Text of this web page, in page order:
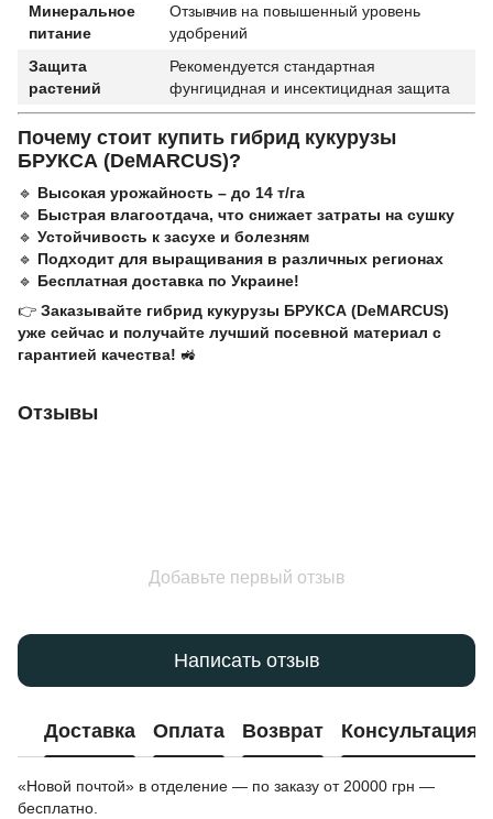
Минеральное
питание
Отзывчив на повышенный уровень
удобрений
Защита
растений
Рекомендуется стандартная
фунгицидная и инсектицидная защита
Почему стоит купить гибрид кукурузы
БРУКСА (DeMARCUS)?
🔹 Высокая урожайность – до 14 т/га
🔹 Быстрая влагоотдача, что снижает затраты на сушку
🔹 Устойчивость к засухе и болезням
🔹 Подходит для выращивания в различных регионах
🔹 Бесплатная доставка по Украине!
👉 Заказывайте гибрид кукурузы БРУКСА (DeMARCUS)
уже сейчас и получайте лучший посевной материал с
гарантией качества! 🚜
Отзывы
Добавьте первый отзыв
Написать отзыв
Доставка Оплата Возврат Консультация
«Новой почтой» в отделение — по заказу от 20000 грн —
бесплатно.